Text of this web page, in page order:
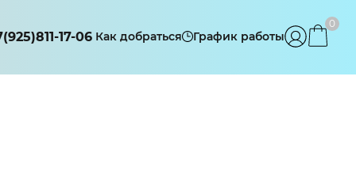
17-06 Как добраться График работы
0